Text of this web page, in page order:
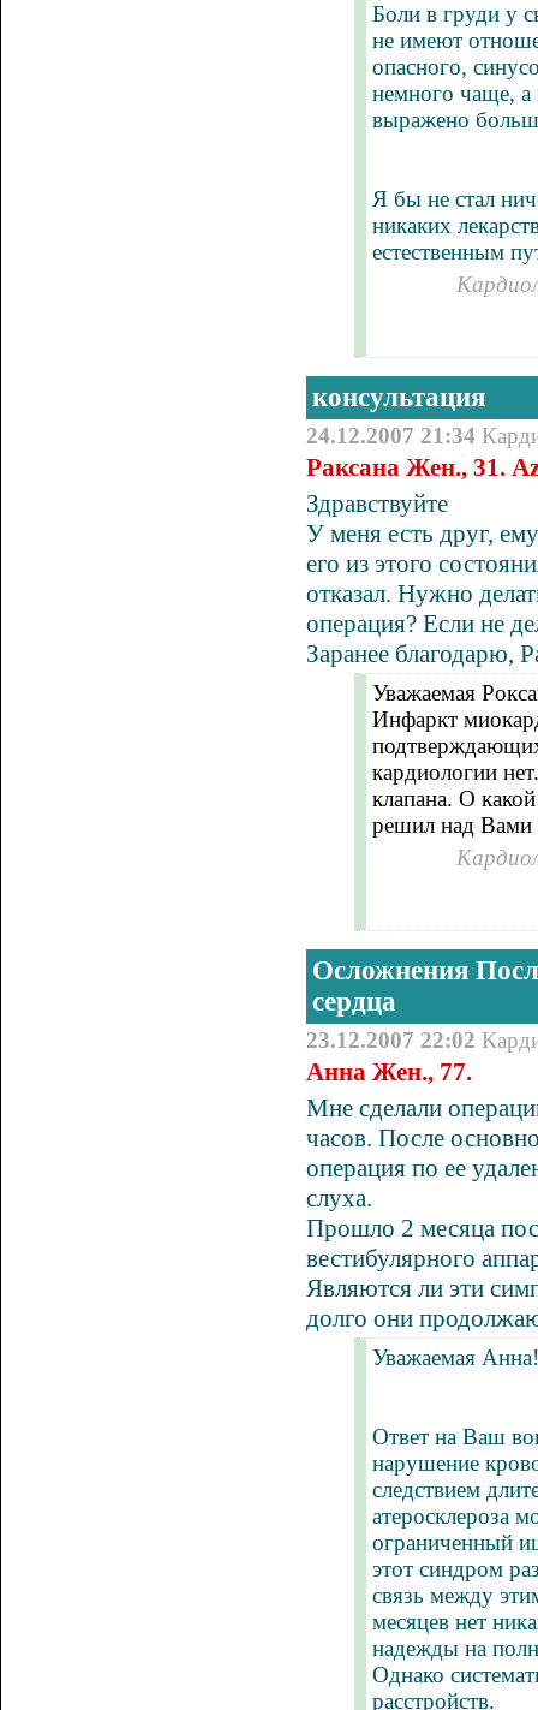
Боли в груди у
не имеют
опасного,
немного чаще,
выражено
Я бы не стал
никаких
естественным
консультация
24.12.2007 21:34
Раксана Жен., 31.
Здравствуйте
У меня есть друг,
его из этого
отказал. Нужно
операция? Если не
Заранее благодарю,
Уважаемая
Инфаркт
кардиологии
клапана. О
решил над Вами
Осложнения
сердца
23.12.2007 22:02
Анна Жен., 77.
Мне сделали
часов. После
операция по ее
слуха.
Прошло 2 месяца
вестибулярного
Являются ли эти
долго они
Уважаемая Анна!
Ответ на Ваш
нарушение
следствием
атеросклероза
ограниченный
этот синдром
связь между
месяцев нет
надежды на
Однако
расстройств.